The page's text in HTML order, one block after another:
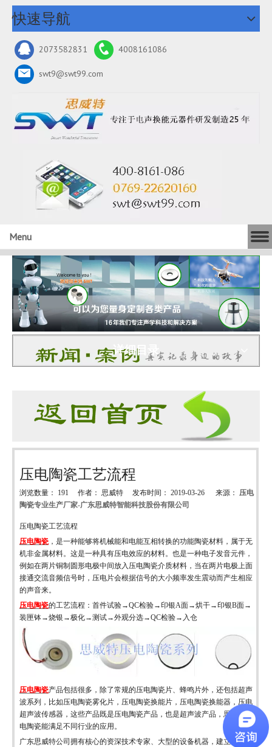
快速导航
2073582831 4008161086
swt9@swt99.com
Menu
详细目录
压电陶瓷工艺流程
浏览数量： 191 作者： 思威特 发布时间： 2019-03-26 来源： 压电
陶瓷专业生产厂家-广东思威特智能科技股份有限公司
压电陶瓷工艺流程
压电陶瓷 ， 是一种能够将机械能和电能互相转换的功能陶瓷材料，属于无
机非金属材料。这是一种具有压电效应的材料。 也是一种电子发音元件，
例如在两片铜制圆形电极中间放入压电陶瓷介质材料，当在两片电极上面
接通交流音频信号时，压电片会根据信号的大小频率发生震动而产生相应
的声音来。
压电陶瓷的工艺流程：首件试验→QC检验→印银A面→烘干→印银B面→
装匣钵→烧银 →极化→测试→外观分选→QC检验→ 入仓
压电陶瓷产品包括很多，除了常规的压电陶瓷片、蜂鸣片外，还包括超声
波系列，比如压电陶瓷雾化片，压电陶瓷换能片，压电陶瓷换能器，压电
超声波传感器，这些产品既是压电陶瓷产品，也是超声波产品， 思威特压
电陶瓷能满足不同行业的应用。
广东思威特公司 拥有核心的资深技术专家、大型的设备机器， 建立了涵括